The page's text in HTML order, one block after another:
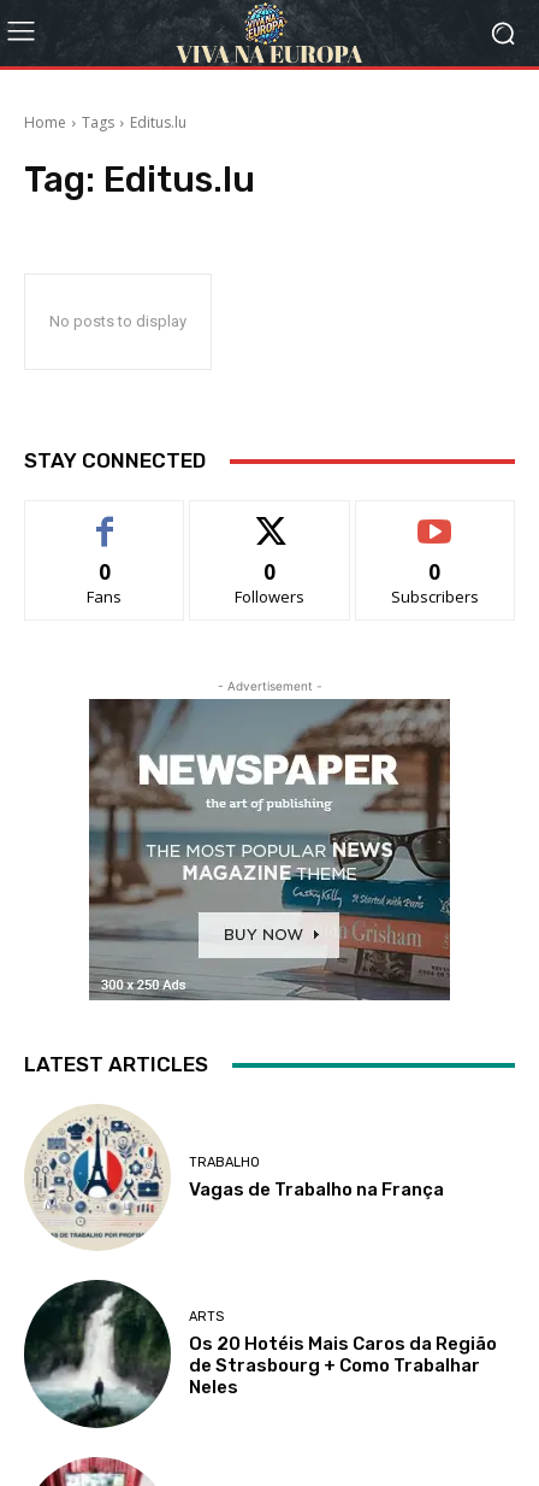
Home Tags Editus.lu
Tag: Editus.lu
No posts to display
STAY CONNECTED
0
Fans
0
Followers
0
Subscribers
- Advertisement -
LATEST ARTICLES
TRABALHO
Vagas de Trabalho na França
ARTS
Os 20 Hotéis Mais Caros da Região
de Strasbourg + Como Trabalhar
Neles